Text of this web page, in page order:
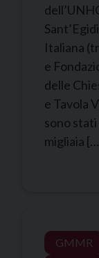
Italiana
e
delle
e Tavola
sono
migliaia
GMMR